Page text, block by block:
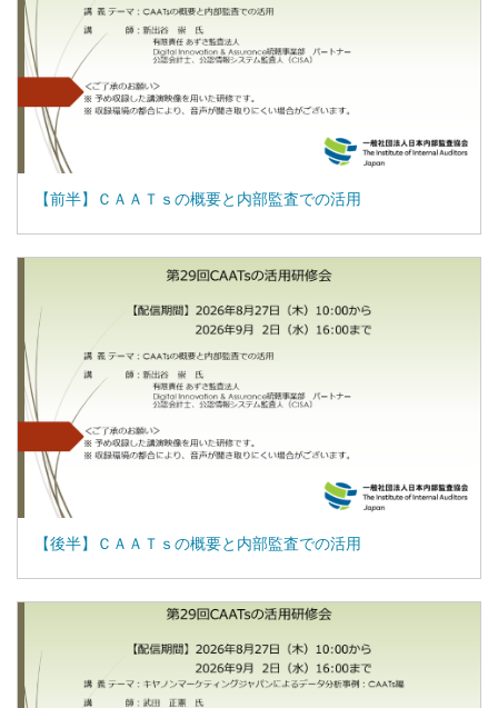
【前半】ＣＡＡＴｓの概要と内部監査での活用
【後半】ＣＡＡＴｓの概要と内部監査での活用